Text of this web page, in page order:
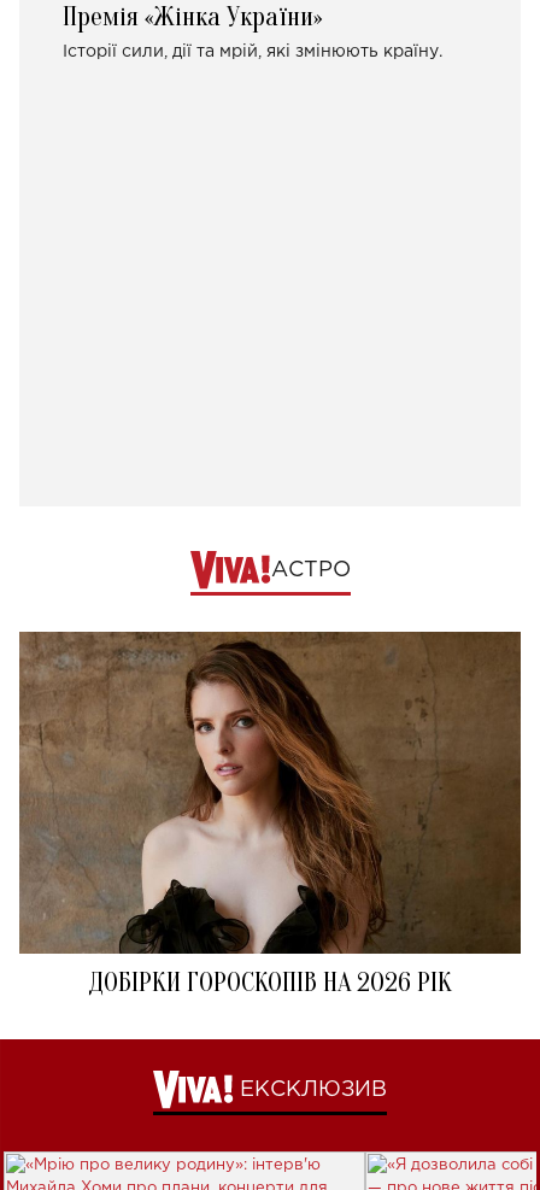
Премія «Жінка України»
Історії сили, дії та мрій, які змінюють країну.
АСТРО
ДОБІРКИ ГОРОСКОПІВ НА 2026 РІК
ЕКСКЛЮЗИВ